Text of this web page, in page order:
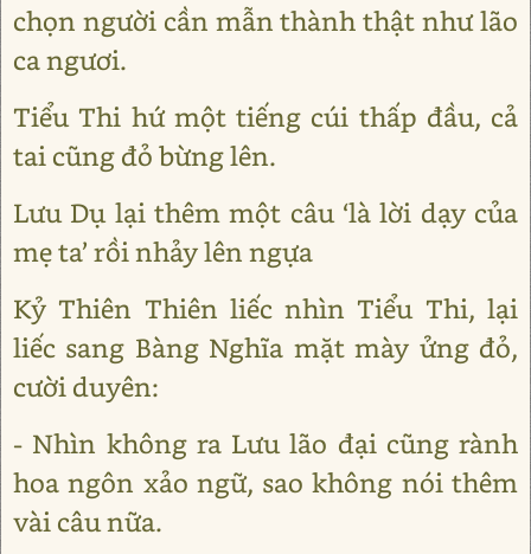
chọn người cần mẫn thành thật như lão
ca ngươi.
Tiểu Thi hứ một tiếng cúi thấp đầu, cả
tai cũng đỏ bừng lên.
Lưu Dụ lại thêm một câu ‘là lời dạy của
mẹ ta’ rồi nhảy lên ngựa
Kỷ Thiên Thiên liếc nhìn Tiểu Thi, lại
liếc sang Bàng Nghĩa mặt mày ửng đỏ,
cười duyên:
- Nhìn không ra Lưu lão đại cũng rành
hoa ngôn xảo ngữ, sao không nói thêm
vài câu nữa.